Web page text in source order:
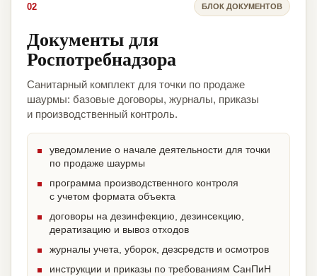
02 БЛОК ДОКУМЕНТОВ
Документы для
Роспотребнадзора
Санитарный комплект для точки по продаже
шаурмы: базовые договоры, журналы, приказы
и производственный контроль.
уведомление о начале деятельности для точки
по продаже шаурмы
программа производственного контроля
с учетом формата объекта
договоры на дезинфекцию, дезинсекцию,
дератизацию и вывоз отходов
журналы учета, уборок, дезсредств и осмотров
инструкции и приказы по требованиям СанПиН